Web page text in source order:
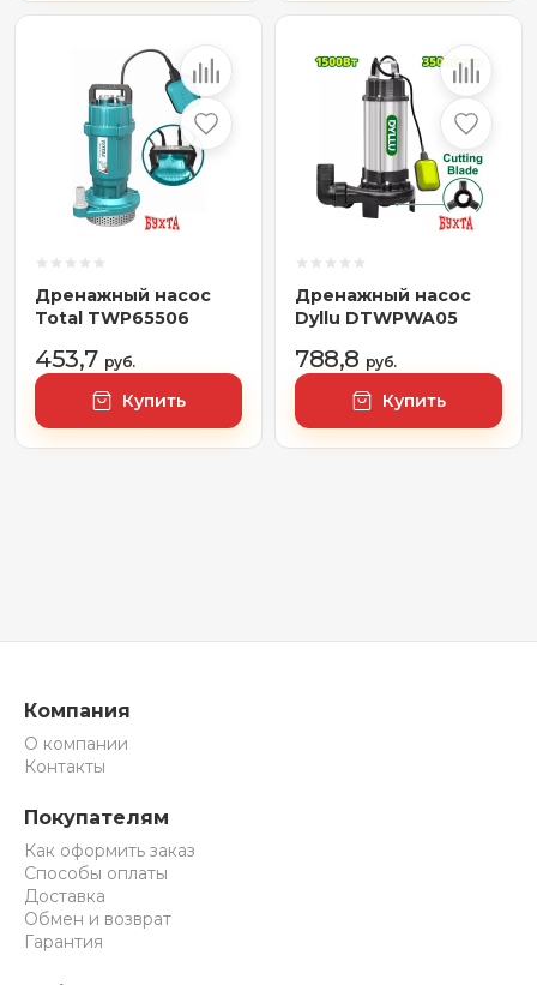
Дренажный насос
Total TWP65506
453,7 руб.
Купить
Дренажный насос
Dyllu DTWPWA05
788,8 руб.
Купить
Компания
О компании
Контакты
Покупателям
Как оформить заказ
Способы оплаты
Доставка
Обмен и возврат
Гарантия